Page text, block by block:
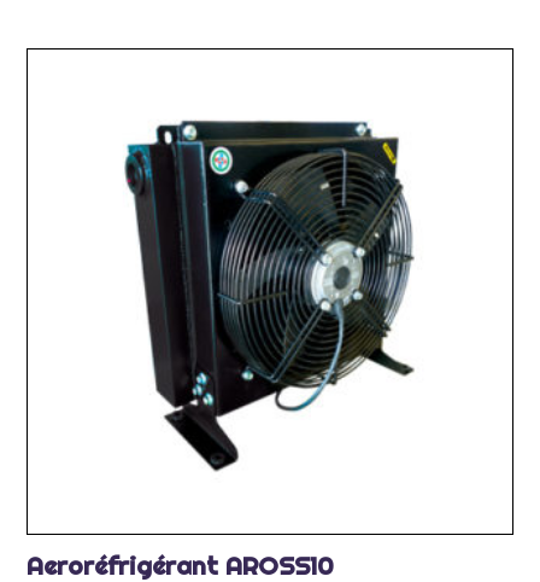
Aeroréfrigérant AROSS10